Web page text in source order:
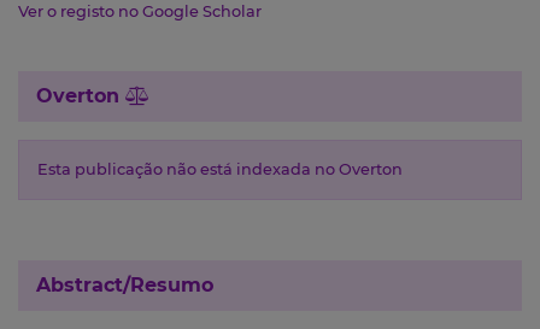
Ver o registo no Google Scholar
Overton
Esta publicação não está indexada no Overton
Abstract/Resumo